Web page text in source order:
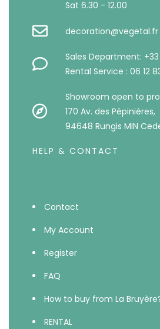
Sat 6.30 - 12.00
decoration@vegetal.fr
Sales Department: +33
Rental Service : 06 12
Showroom open to
170 Av. des Pépinières,
94648 Rungis MIN
HELP & CONTACT
Contact
My Account
Register
FAQ
How to buy from La
RENTAL